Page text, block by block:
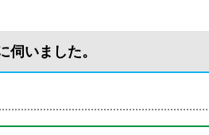
いました。